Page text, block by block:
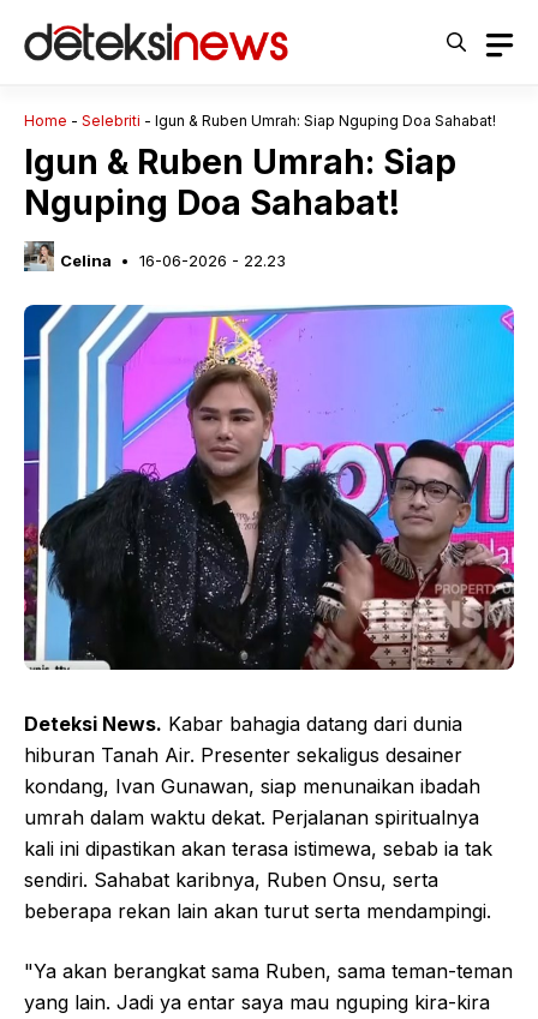
Home - Selebriti - Igun & Ruben Umrah: Siap Nguping Doa Sahabat!
Igun & Ruben Umrah: Siap
Nguping Doa Sahabat!
Celina 16-06-2026 - 22.23
Deteksi News. Kabar bahagia datang dari dunia
hiburan Tanah Air. Presenter sekaligus desainer
kondang, Ivan Gunawan, siap menunaikan ibadah
umrah dalam waktu dekat. Perjalanan spiritualnya
kali ini dipastikan akan terasa istimewa, sebab ia tak
sendiri. Sahabat karibnya, Ruben Onsu, serta
beberapa rekan lain akan turut serta mendampingi.
"Ya akan berangkat sama Ruben, sama teman-teman
yang lain. Jadi ya entar saya mau nguping kira-kira